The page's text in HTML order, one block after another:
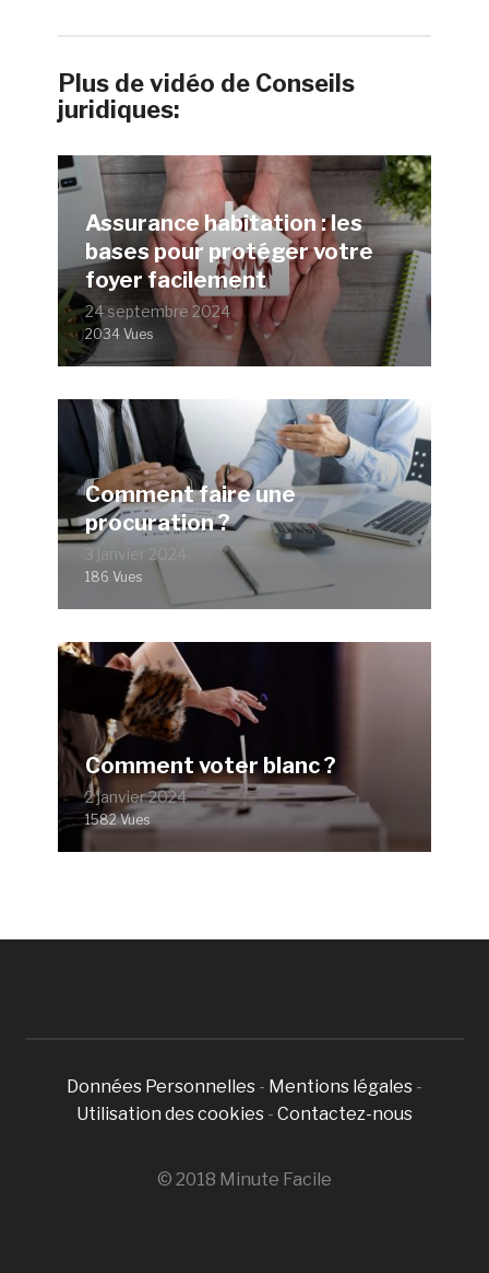
Plus de vidéo de Conseils
juridiques:
Assurance habitation : les
bases pour protéger votre
foyer facilement
24 septembre 2024
2034 Vues
Comment faire une
procuration ?
3 janvier 2024
186 Vues
Comment voter blanc ?
2 janvier 2024
1582 Vues
Données Personnelles - Mentions légales -
Utilisation des cookies - Contactez-nous
© 2018 Minute Facile